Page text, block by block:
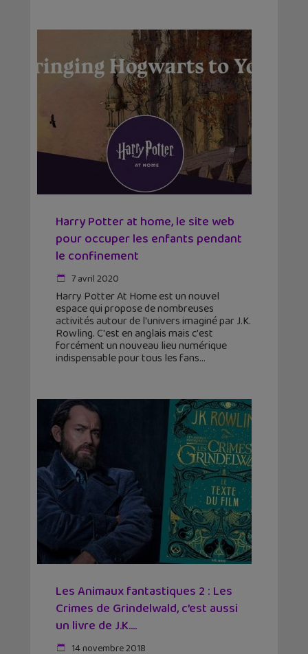
Harry Potter at home, le site web
pour occuper les enfants pendant
le confinement
7 avril 2020
Harry Potter At Home est un nouvel
espace qui propose de nombreuses
activités autour de l'univers imaginé par J.K.
Rowling. C'est en anglais mais c'est
forcément un nouveau lieu numérique
indispensable pour tous les fans
Les Animaux fantastiques 2 : Les
Crimes de Grindelwald, c’est aussi
un livre de J.K....
14 novembre 2018